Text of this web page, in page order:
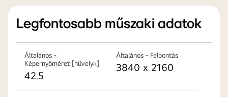
töltését
(akár
teljesítménnyel)
egyetlen
Legfontosabb műszaki adatok
Általános -
Képernyőméret [hüvelyk]
42.5
Általános - Felbontás
3840 x 2160